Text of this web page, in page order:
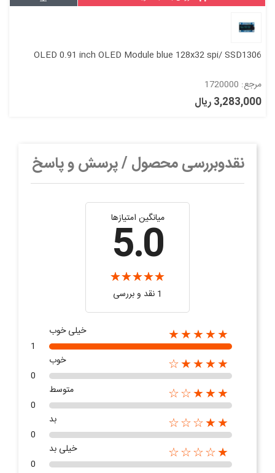
OLED 0.91 inch OLED Module blue 128x32 spi/ SSD1306
مرجع: 1720000
3,283,000 ریال
نقدوبررسی محصول / پرسش و پاسخ
میانگین امتیازها
5.0
1 نقد و بررسی
★★★★★
خیلی خوب
1
★★★★☆
خوب
0
★★★☆☆
متوسط
0
★★☆☆☆
بد
0
★☆☆☆☆
خیلی بد
0